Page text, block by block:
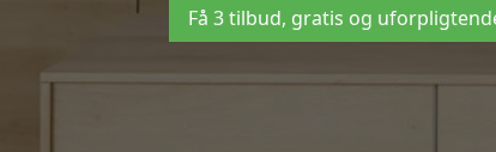
Få 3 tilbud, gratis og